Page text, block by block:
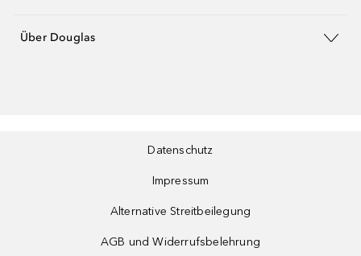
Über Douglas
Datenschutz
Impressum
Alternative Streitbeilegung
AGB und Widerrufsbelehrung